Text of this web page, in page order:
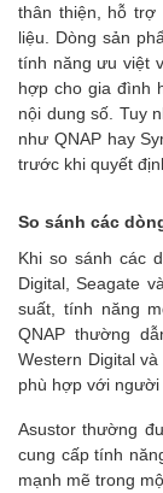
thân thiện, hỗ trợ
liệu. Dòng sản
tính năng ưu việt
hợp cho gia đình
nội dung số. Tuy
như QNAP hay
trước khi quyết
So sánh các
Khi so sánh các
Digital, Seagate
suất, tính năng
QNAP thường
Western Digital
phù hợp với người
Asustor thường
cung cấp tính
mạnh mẽ trong